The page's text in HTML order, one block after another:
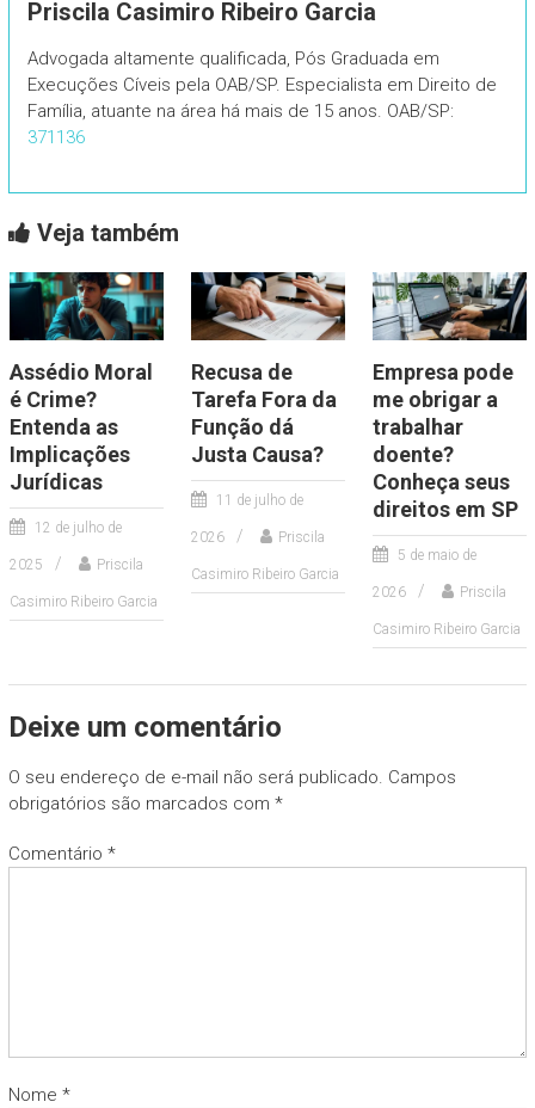
Priscila Casimiro Ribeiro Garcia
Advogada altamente qualificada, Pós Graduada em
Execuções Cíveis pela OAB/SP. Especialista em Direito de
Família, atuante na área há mais de 15 anos. OAB/SP:
371136
Veja também
Assédio Moral
é Crime?
Entenda as
Implicações
Jurídicas
12 de julho de
2025 Priscila
Casimiro Ribeiro Garcia
Recusa de
Tarefa Fora da
Função dá
Justa Causa?
11 de julho de
2026 Priscila
Casimiro Ribeiro Garcia
Empresa pode
me obrigar a
trabalhar
doente?
Conheça seus
direitos em SP
5 de maio de
2026 Priscila
Casimiro Ribeiro Garcia
Deixe um comentário
O seu endereço de e-mail não será publicado. Campos
obrigatórios são marcados com *
Comentário *
Nome *